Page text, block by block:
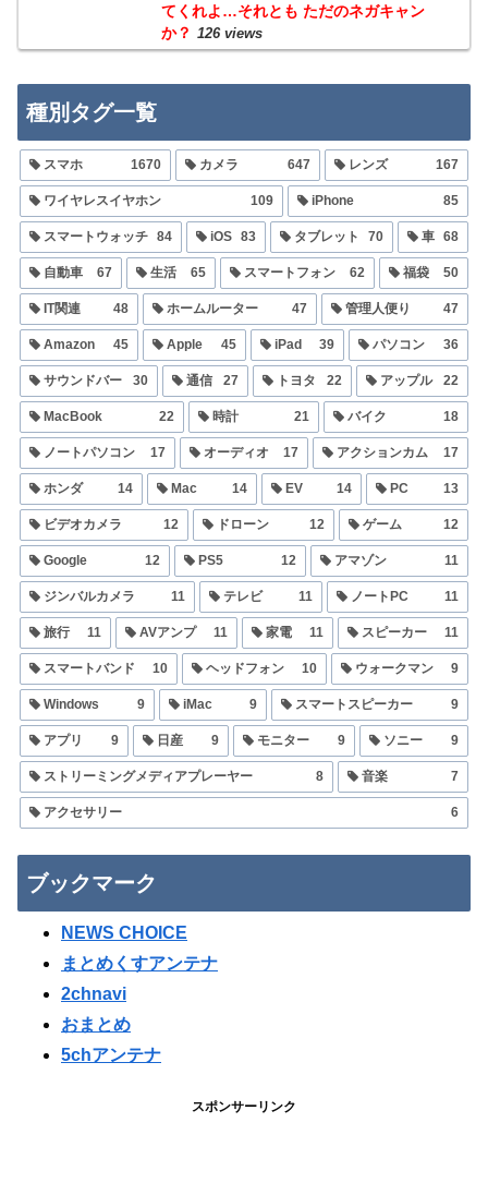
てくれよ…それとも ただのネガキャン
か？ 126 views
種別タグ一覧
スマホ 1670 カメラ 647 レンズ 167
ワイヤレスイヤホン 109 iPhone 85
スマートウォッチ 84 iOS 83 タブレット 70 車 68
自動車 67 生活 65 スマートフォン 62 福袋 50
IT関連 48 ホームルーター 47 管理人便り 47
Amazon 45 Apple 45 iPad 39 パソコン 36
サウンドバー 30 通信 27 トヨタ 22 アップル 22
MacBook 22 時計 21 バイク 18
ノートパソコン 17 オーディオ 17 アクションカム 17
ホンダ 14 Mac 14 EV 14 PC 13
ビデオカメラ 12 ドローン 12 ゲーム 12
Google 12 PS5 12 アマゾン 11
ジンバルカメラ 11 テレビ 11 ノートPC 11
旅行 11 AVアンプ 11 家電 11 スピーカー 11
スマートバンド 10 ヘッドフォン 10 ウォークマン 9
Windows 9 iMac 9 スマートスピーカー 9
アプリ 9 日産 9 モニター 9 ソニー 9
ストリーミングメディアプレーヤー 8 音楽 7
アクセサリー 6
ブックマーク
NEWS CHOICE
まとめくすアンテナ
2chnavi
おまとめ
5chアンテナ
スポンサーリンク